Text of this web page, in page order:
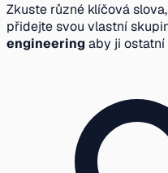
Zkuste různé klíčová
přidejte svou vlastní
engineering aby ji ostatní